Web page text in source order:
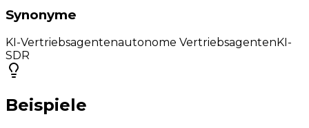
Synonyme
KI-Vertriebsagentenautonome Vertriebsagenten KI-
SDR
Beispiele